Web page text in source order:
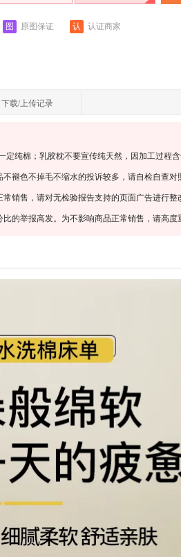
图 原图保证 认 认证商家
下载/上传记录
纯棉；乳胶枕不要宣传纯天然，因加工过程含
褪色不掉毛不缩水的投诉较多，请自检自查对
销售，请对无检验报告支持的页面广告进行整
的举报高发。为不影响商品正常销售，请高度